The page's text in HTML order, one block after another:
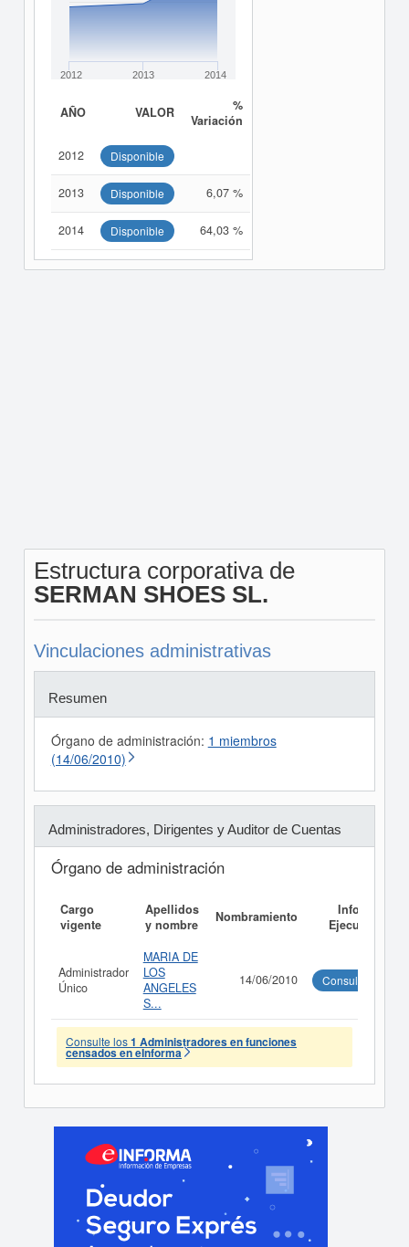
2012 2013 2014
AÑO VALOR
%
Variación
2012 Disponible
2013 Disponible 6,07 %
2014 Disponible 64,03 %
Estructura corporativa de
SERMAN SHOES SL.
Vinculaciones administrativas
Resumen
Órgano de administración: 1 miembros
(14/06/2010)
Administradores, Dirigentes y Auditor de Cuentas
Órgano de administración
Cargo
vigente
Apellidos
y nombre
Nombramiento
Informe
Ejecutivo
Administrador
Único
MARIA DE
LOS
ANGELES
S...
14/06/2010 Consultar
Consulte los1 Administradores en funciones
censados en eInforma